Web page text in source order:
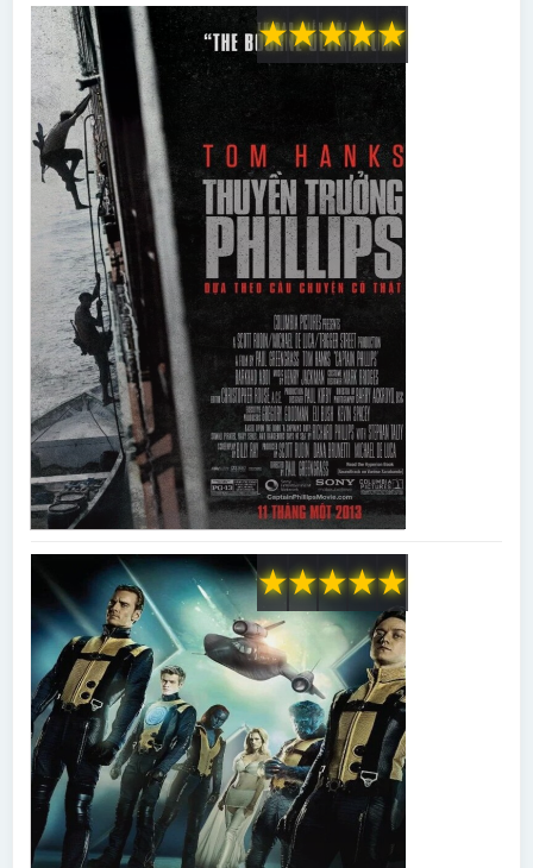
★
★
★
★
★
★
★
★
★
★